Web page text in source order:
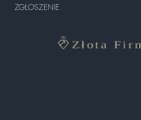
ZGŁOSZENIE